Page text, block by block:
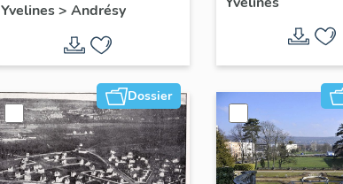
du canton d'Andrésy
Yvelines> Andrésy
Dossier